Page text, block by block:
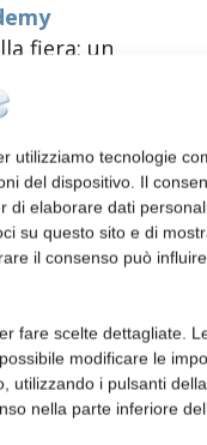
utilizziamo tecnologie
del dispositivo. Il
di elaborare dati
su questo sito e di
il consenso può influire
fare scelte dettagliate.
modificare le
utilizzando i pulsanti
nella parte inferiore
fiera: un
pensato
,
Agenti,